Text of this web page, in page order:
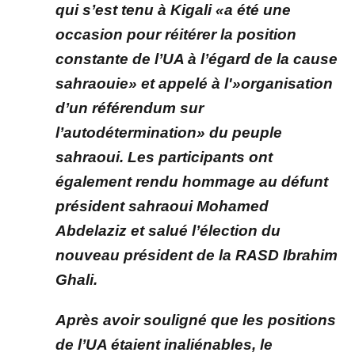
qui s’est tenu à Kigali «a été une
occasion pour réitérer la position
constante de l’UA à l’égard de la cause
sahraouie» et appelé à l'»organisation
d’un référendum sur
l’autodétermination» du peuple
sahraoui. Les participants ont
également rendu hommage au défunt
président sahraoui Mohamed
Abdelaziz et salué l’élection du
nouveau président de la RASD Ibrahim
Ghali.
Après avoir souligné que les positions
de l’UA étaient inaliénables, le